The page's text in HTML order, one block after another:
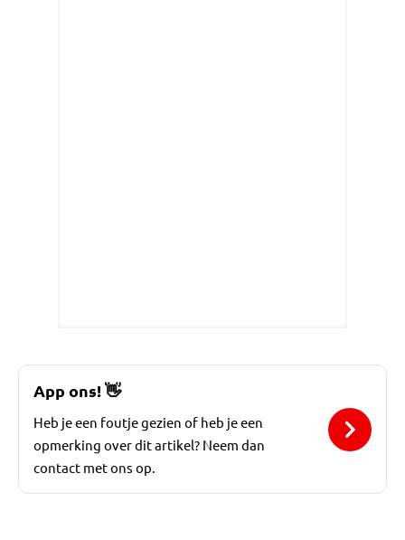
App ons!👋
Heb je een foutje gezien of heb je een
opmerking over dit artikel? Neem dan
contact met ons op.